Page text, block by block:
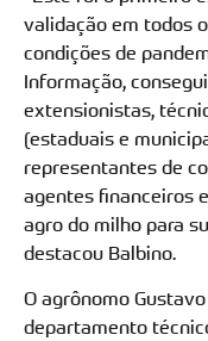
validação em todos
condições de
Informação,
extensionistas,
(estaduais e
representantes de
agentes financeiros
agro do milho para
destacou Balbino.
O agrônomo
departamento